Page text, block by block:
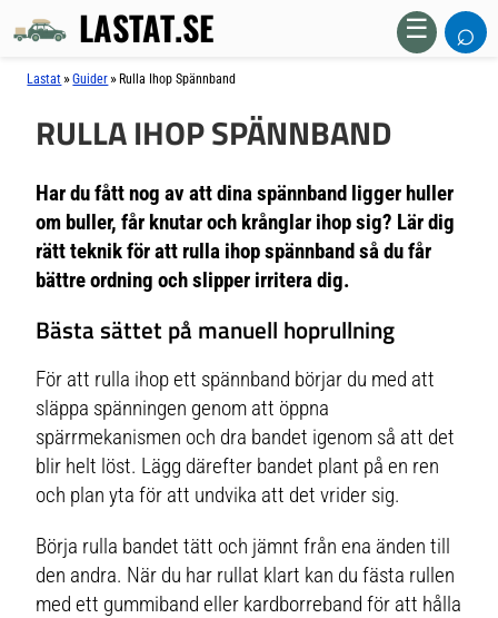
LASTAT.SE ☰ ⌕
Lastat »Guider » Rulla Ihop Spännband
RULLA IHOP SPÄNNBAND
Har du fått nog av att dina spännband ligger huller
om buller, får knutar och krånglar ihop sig? Lär dig
rätt teknik för att rulla ihop spännband så du får
bättre ordning och slipper irritera dig.
Bästa sättet på manuell hoprullning
För att rulla ihop ett spännband börjar du med att
släppa spänningen genom att öppna
spärrmekanismen och dra bandet igenom så att det
blir helt löst. Lägg därefter bandet plant på en ren
och plan yta för att undvika att det vrider sig.
Börja rulla bandet tätt och jämnt från ena änden till
den andra. När du har rullat klart kan du fästa rullen
med ett gummiband eller kardborreband för att hålla